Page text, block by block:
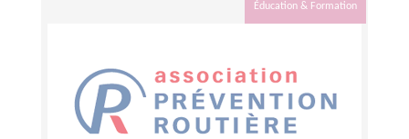
Éducation & Formation